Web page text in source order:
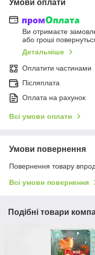
Умови оплати
Ви отримаєте
або гроші
Детальніше
Оплатити частинами
Післяплата
Оплата на рахунок
Всі умови оплати
Умови повернення
Повернення товару
Всі умови повернення
Подібні товари